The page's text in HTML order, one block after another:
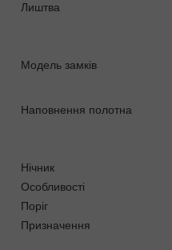
Лиштва
Модель замків
Наповнення полотна
Нічник
Особливості
Поріг
Призначення